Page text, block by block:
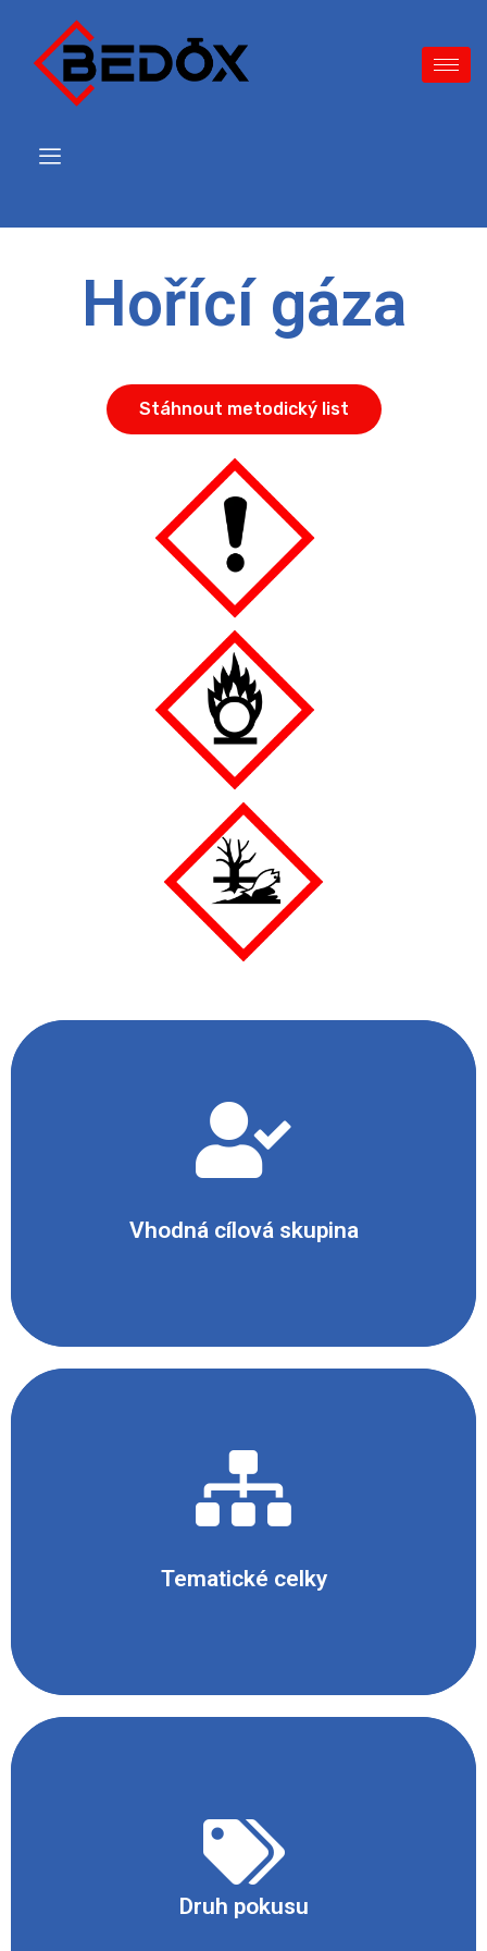
Hořící gáza
Stáhnout metodický list
Vhodná cílová skupina
- Žáci středních škol
- Žáci gymnázií
Tematické celky
Chemické reakce
Druh pokusu
- Demonstrační
- Prezentační (video ukázka)